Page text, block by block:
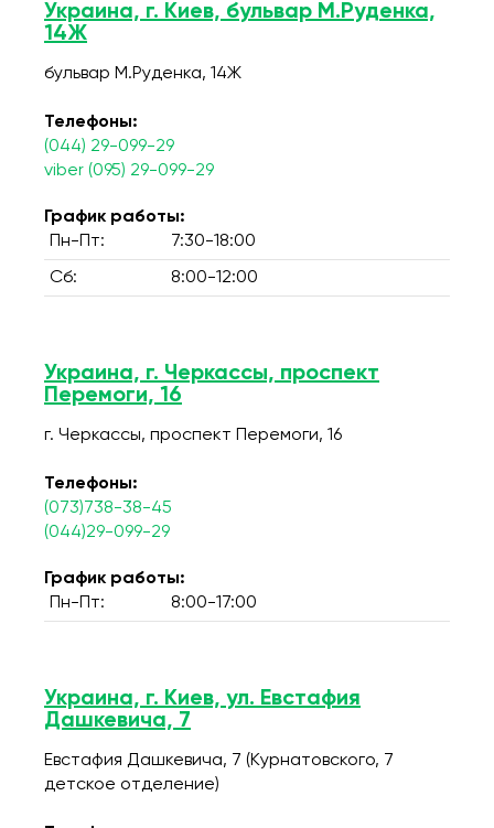
Украина, г. Киев, бульвар М.Руденка,
14Ж
бульвар М.Руденка, 14Ж
Телефоны:
(044) 29-099-29
viber (095) 29-099-29
График работы:
Пн-Пт:
7:30-18:00
Сб: 8:00-12:00
Украина, г. Черкассы, проспект
Перемоги, 16
г. Черкассы, проспект Перемоги, 16
Телефоны:
(073)738-38-45
(044)29-099-29
График работы:
Пн-Пт:
8:00-17:00
Украина, г. Киев, ул. Евстафия
Дашкевича, 7
Евстафия Дашкевича, 7 (Курнатовского, 7
детское отделение)